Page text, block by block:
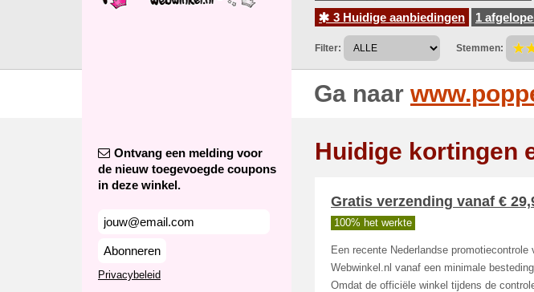
3 Huidige aanbiedingen
1
Filter: Stemmen:
Ga naar
Ontvang een melding voor
de nieuw toegevoegde coupons
in deze winkel.
Abonneren
Privacybeleid
Huidige kortingen
Gratis verzending vanaf €
100% het werkte
Een recente Nederlandse
Webwinkel.nl vanaf een minimale
Omdat de officiële winkel tijdens de